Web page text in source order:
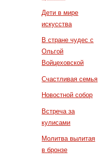
Дети в мире
искусства
В стране чудес с
Ольгой
Войцеховской
Счастливая семья
Новостной собор
Встреча за
кулисами
Молитва вылитая
в бронзе